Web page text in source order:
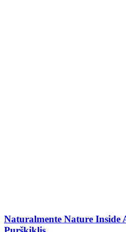
Naturalmente Nature Inside